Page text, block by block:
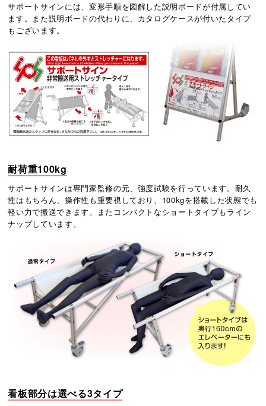
サポートサインには、変形手順を図解した説明ボードが付属してい
ます。また説明ボードの代わりに、カタログケースが付いたタイプ
もございます。
耐荷重100kg
サポートサインは専門家監修の元、強度試験を行っています。耐久
性はもちろん、操作性も重要視しており、100kgを搭載した状態でも
軽い力で搬送できます。またコンパクトなショートタイプもライン
ナップしています。
看板部分は選べる3タイプ